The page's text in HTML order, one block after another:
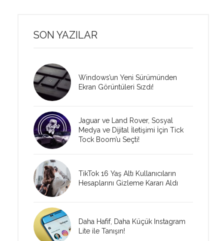
SON YAZILAR
Windows’un Yeni Sürümünden
Ekran Görüntüleri Sızdı!
Jaguar ve Land Rover, Sosyal
Medya ve Dijital İletişimi İçin Tick
Tock Boom’u Seçti!
TikTok 16 Yaş Altı Kullanıcıların
Hesaplarını Gizleme Kararı Aldı
Daha Hafif, Daha Küçük Instagram
Lite ile Tanışın!